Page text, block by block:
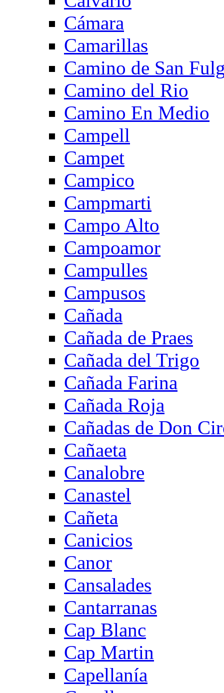
Cámara
Camarillas
Camino de San
Camino del Rio
Camino En Medio
Campell
Campet
Campico
Campmarti
Campo Alto
Campoamor
Campulles
Campusos
Cañada
Cañada de Praes
Cañada del Trigo
Cañada Farina
Cañada Roja
Cañadas de Don
Cañaeta
Canalobre
Canastel
Cañeta
Canicios
Canor
Cansalades
Cantarranas
Cap Blanc
Cap Martin
Capellanía